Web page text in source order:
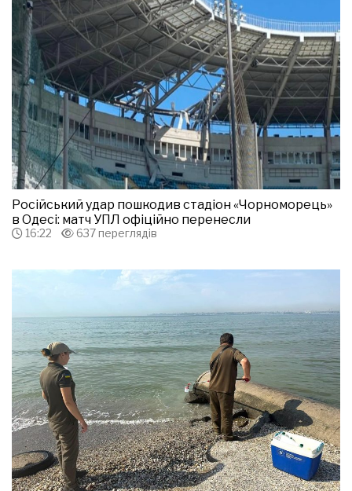
Російський удар пошкодив стадіон «Чорноморець»
в Одесі: матч УПЛ офіційно перенесли
16:22 637 переглядів